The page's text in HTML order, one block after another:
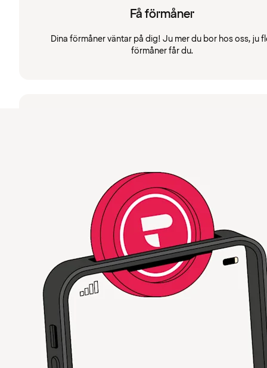
Få förmåner
Dina förmåner väntar på dig! Ju mer du bor hos oss, ju
förmåner får du.